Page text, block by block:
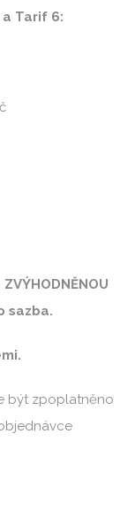
Tarif 6:
sazba.
být zpoplatněno